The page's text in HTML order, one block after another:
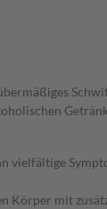
vielfältige
Körper mit